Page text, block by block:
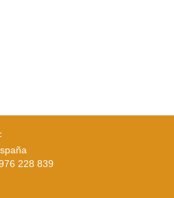
228 839